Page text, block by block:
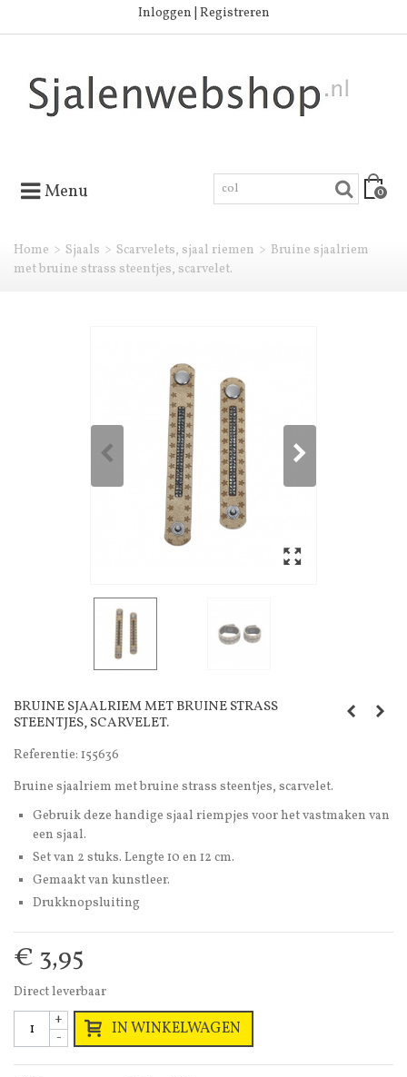
Inloggen | Registreren
Menu 0
Home > Sjaals > Scarvelets, sjaal riemen > Bruine sjaalriem
met bruine strass steentjes, scarvelet.
BRUINE SJAALRIEM MET BRUINE STRASS
STEENTJES, SCARVELET.
Referentie: 155636
Bruine sjaalriem met bruine strass steentjes, scarvelet.
Gebruik deze handige sjaal riempjes voor het vastmaken van
een sjaal.
Set van 2 stuks. Lengte 10 en 12 cm.
Gemaakt van kunstleer.
Drukknopsluiting
€ 3,95
Direct leverbaar
-
+ IN WINKELWAGEN